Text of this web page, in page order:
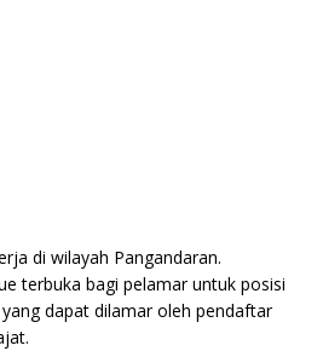
di wilayah Pangandaran.
terbuka bagi pelamar untuk posisi
dapat dilamar oleh pendaftar